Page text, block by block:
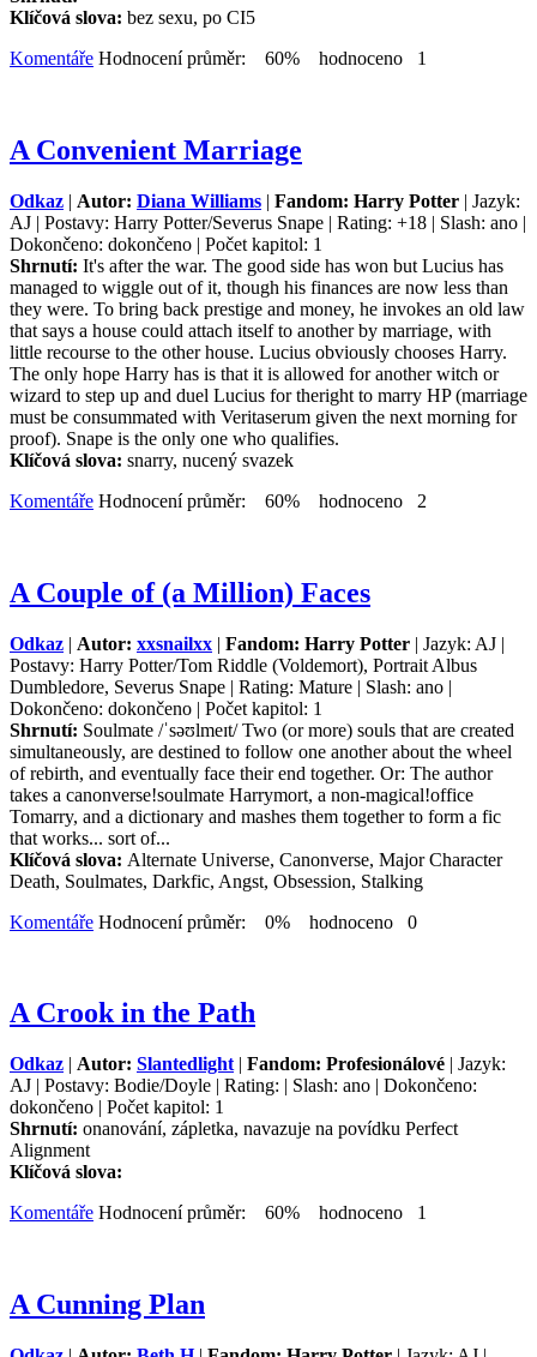
Klíčová slova: bez sexu, po CI5
Komentáře Hodnocení průměr: 60% hodnoceno 1
A Convenient Marriage
Odkaz | Autor: Diana Williams | Fandom: Harry Potter | Jazyk:
AJ | Postavy: Harry Potter/Severus Snape | Rating: +18 | Slash: ano |
Dokončeno: dokončeno | Počet kapitol: 1
Shrnutí: It's after the war. The good side has won but Lucius has
managed to wiggle out of it, though his finances are now less than
they were. To bring back prestige and money, he invokes an old law
that says a house could attach itself to another by marriage, with
little recourse to the other house. Lucius obviously chooses Harry.
The only hope Harry has is that it is allowed for another witch or
wizard to step up and duel Lucius for theright to marry HP (marriage
must be consummated with Veritaserum given the next morning for
proof). Snape is the only one who qualifies.
Klíčová slova: snarry, nucený svazek
Komentáře Hodnocení průměr: 60% hodnoceno 2
A Couple of (a Million) Faces
Odkaz | Autor: xxsnailxx | Fandom: Harry Potter | Jazyk: AJ |
Postavy: Harry Potter/Tom Riddle (Voldemort), Portrait Albus
Dumbledore, Severus Snape | Rating: Mature | Slash: ano |
Dokončeno: dokončeno | Počet kapitol: 1
Shrnutí: Soulmate /ˈsəʊlmeɪt/ Two (or more) souls that are created
simultaneously, are destined to follow one another about the wheel
of rebirth, and eventually face their end together. Or: The author
takes a canonverse!soulmate Harrymort, a non-magical!office
Tomarry, and a dictionary and mashes them together to form a fic
that works... sort of...
Klíčová slova: Alternate Universe, Canonverse, Major Character
Death, Soulmates, Darkfic, Angst, Obsession, Stalking
Komentáře Hodnocení průměr: 0% hodnoceno 0
A Crook in the Path
Odkaz | Autor: Slantedlight | Fandom: Profesionálové | Jazyk:
AJ | Postavy: Bodie/Doyle | Rating: | Slash: ano | Dokončeno:
dokončeno | Počet kapitol: 1
Shrnutí: onanování, zápletka, navazuje na povídku Perfect
Alignment
Klíčová slova:
Komentáře Hodnocení průměr: 60% hodnoceno 1
A Cunning Plan